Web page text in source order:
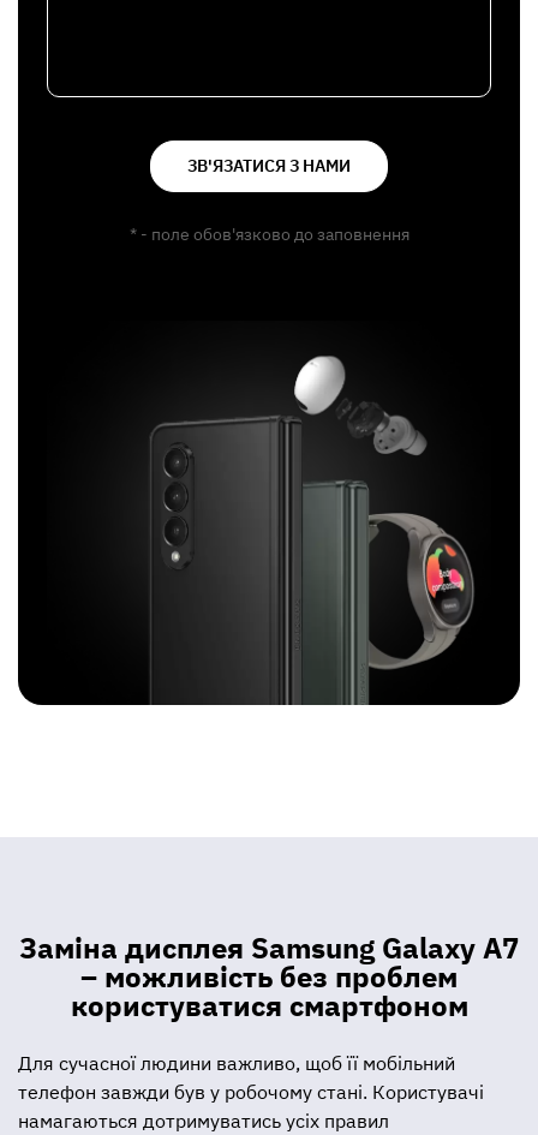
ЗВ'ЯЗАТИСЯ З НАМИ
* - поле обов'язково до заповнення
Заміна дисплея Samsung Galaxy A7
– можливість без проблем
користуватися смартфоном
Для сучасної людини важливо, щоб її мобільний
телефон завжди був у робочому стані. Користувачі
намагаються дотримуватись усіх правил